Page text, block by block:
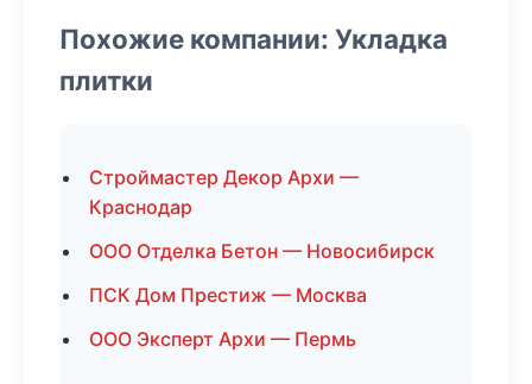
Похожие компании: Укладка
плитки
Строймастер Декор Архи —
Краснодар
ООО Отделка Бетон — Новосибирск
ПСК Дом Престиж — Москва
ООО Эксперт Архи — Пермь